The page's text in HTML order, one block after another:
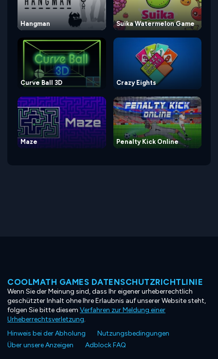
Hangman Suika Watermelon Game
Curve Ball 3D Crazy Eights
Maze Penalty Kick Online
COOLMATH GAMES DATENSCHUTZRICHTLINIE
Wenn Sie der Meinung sind, dass Ihr eigener urheberrechtlich
geschützter Inhalt ohne Ihre Erlaubnis auf unserer Website steht,
folgen Sie bitte diesem Verfahren zur Meldung einer
Urheberrechtsverletzung.
Hinweis bei der Abholung
Nutzungsbedingungen
Über unsere Anzeigen
Adblock FAQ